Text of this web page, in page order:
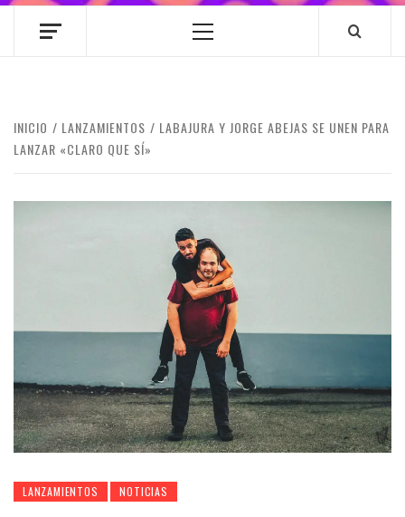
Menú
INICIO LANZAMIENTOS
LABAJURA Y JORGE ABEJAS SE UNEN PARA
LANZAR «CLARO QUE SÍ»
LANZAMIENTOS NOTICIAS